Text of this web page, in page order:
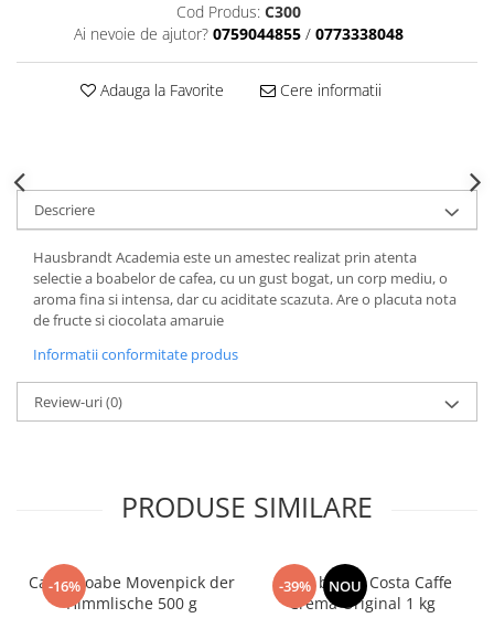
Cod Produs: C300
Ai nevoie de ajutor? 0759044855 / 0773338048
Adauga la Favorite Cere informatii
Descriere
Hausbrandt Academia este un amestec realizat prin atenta
selectie a boabelor de cafea, cu un gust bogat, un corp mediu, o
aroma fina si intensa, dar cu aciditate scazuta. Are o placuta nota
de fructe si ciocolata amaruie
Informatii conformitate produs
Review-uri(0)
PRODUSE SIMILARE
-16%
Cafea boabe Movenpick der
Himmlische 500 g
-39% NOU
Cafea boabe Costa Caffe
Crema Original 1 kg